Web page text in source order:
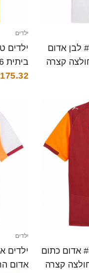
ילדים מאורו איקרדי #9 לבן אדום
ילדים
ביתית 2025/26 חולצה קצרה
ילדים דייויסון סנצ'ס #6 אדום כתום
ילדים